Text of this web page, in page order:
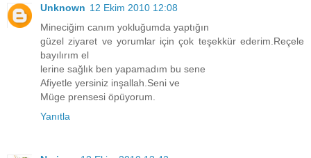
Unknown 12 Ekim 2010 12:08
Mineciğim canım yokluğumda yaptığın
güzel ziyaret ve yorumlar için çok teşekkür ederim.Reçele
bayılırım el
lerine sağlık ben yapamadım bu sene
Afiyetle yersiniz inşallah.Seni ve
Müge prensesi öpüyorum.
Yanıtla